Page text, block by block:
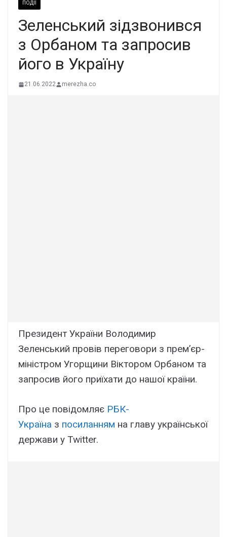
ПОДІЇ
Зеленський зідзвонився
з Орбаном та запросив
його в Україну
21.06.2022 merezha.co
Президент України Володимир
Зеленський провів переговори з прем’єр-
міністром Угорщини Віктором Орбаном та
запросив його приїхати до нашої країни.
Про це повідомляє РБК-
Україна з посиланням на главу української
держави у Twitter.